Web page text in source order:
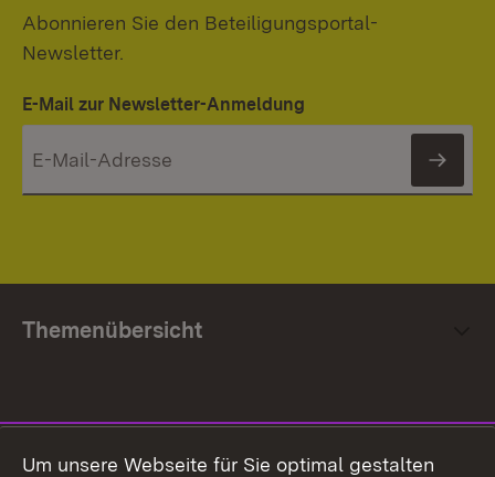
Abonnieren Sie den Beteiligungsportal-
Newsletter.
E-Mail zur Newsletter-Anmeldung
Themenübersicht
Um unsere Webseite für Sie optimal gestalten